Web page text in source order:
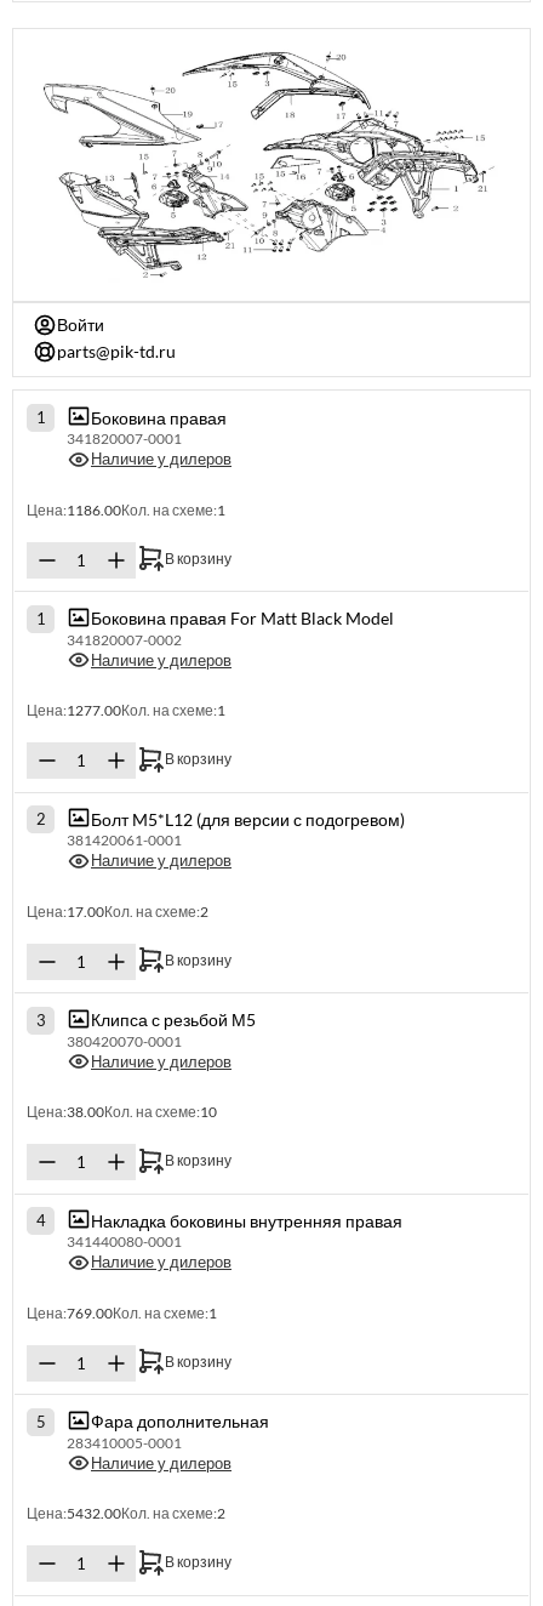
Войти
parts@pik-td.ru
1 Боковина правая
341820007-0001
Наличие у дилеров
Цена:1186.00Кол. на схеме:1
В корзину
1 Боковина правая For Matt Black Model
341820007-0002
Наличие у дилеров
Цена:1277.00Кол. на схеме:1
В корзину
2 Болт M5*L12 (для версии с подогревом)
381420061-0001
Наличие у дилеров
Цена:17.00Кол. на схеме:2
В корзину
3 Клипса с резьбой М5
380420070-0001
Наличие у дилеров
Цена:38.00Кол. на схеме:10
В корзину
4 Накладка боковины внутренняя правая
341440080-0001
Наличие у дилеров
Цена:769.00Кол. на схеме:1
В корзину
5 Фара дополнительная
283410005-0001
Наличие у дилеров
Цена:5432.00Кол. на схеме:2
В корзину